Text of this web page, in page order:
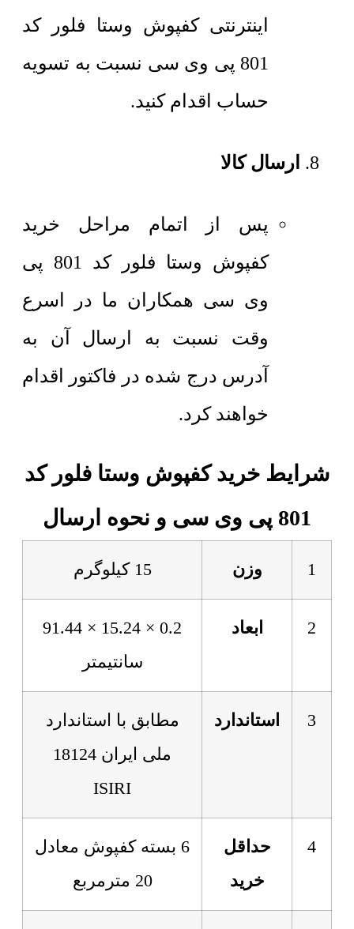
اینترنتی کفپوش وستا فلور کد
801 پی وی سی نسبت به تسویه
حساب اقدام کنید.
ارسال کالا
پس از اتمام مراحل خرید
کفپوش وستا فلور کد 801 پی
وی سی همکاران ما در اسرع
وقت نسبت به ارسال آن به
آدرس درج شده در فاکتور اقدام
خواهند کرد.
شرایط خرید کفپوش وستا فلور کد
801 پی وی سی و نحوه ارسال
1 وزن 15 کیلوگرم
2 ابعاد
0.2 × 15.24 × 91.44
سانتیمتر
3 استاندارد
مطابق با استاندارد
ملی ایران 18124
ISIRI
4
حداقل
خرید
6 بسته کفپوش معادل
20 مترمربع